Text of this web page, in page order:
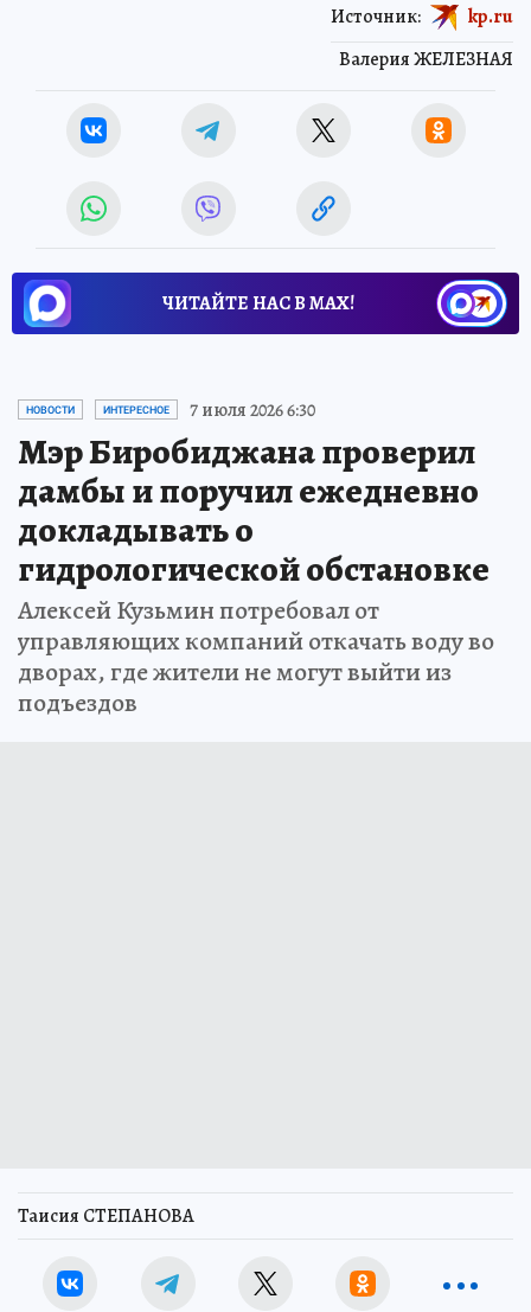
Валерия ЖЕЛЕЗНАЯ
Источник: kp.ru
ЧИТАЙТЕ НАС В МАХ!
НОВОСТИ ИНТЕРЕСНОЕ 7 июля 2026 6:30
Мэр Биробиджана проверил
дамбы и поручил ежедневно
докладывать о
гидрологической обстановке
Алексей Кузьмин потребовал от
управляющих компаний откачать воду во
дворах, где жители не могут выйти из
подъездов
Таисия СТЕПАНОВА